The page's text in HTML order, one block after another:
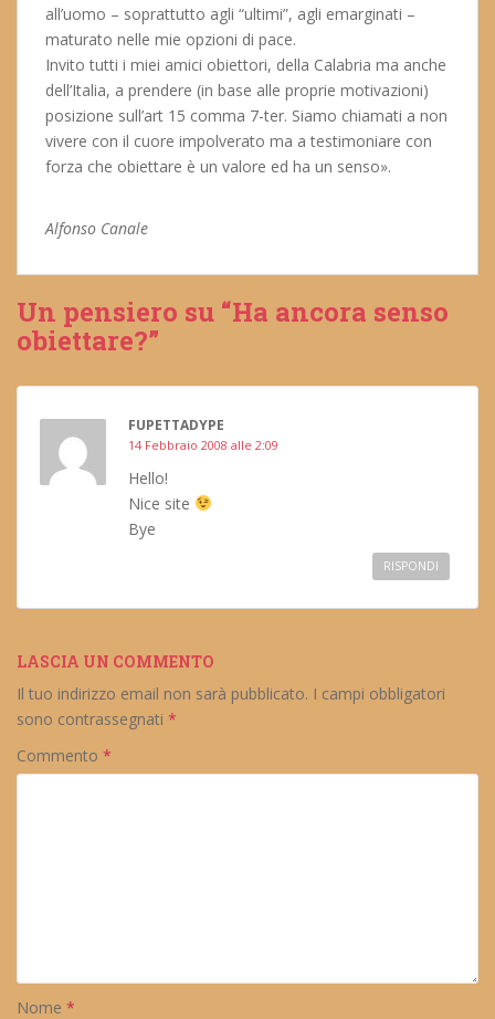
all’uomo – soprattutto agli “ultimi”, agli emarginati –
maturato nelle mie opzioni di pace.
Invito tutti i miei amici obiettori, della Calabria ma anche
dell’Italia, a prendere (in base alle proprie motivazioni)
posizione sull’art 15 comma 7-ter. Siamo chiamati a non
vivere con il cuore impolverato ma a testimoniare con
forza che obiettare è un valore ed ha un senso».
Alfonso Canale
Un pensiero su “Ha ancora senso
obiettare?”
FUPETTADYPE
14 Febbraio 2008 alle 2:09
Hello!
Nice site
Bye
RISPONDI
LASCIA UN COMMENTO
Il tuo indirizzo email non sarà pubblicato. I campi obbligatori
sono contrassegnati *
Commento *
Nome *